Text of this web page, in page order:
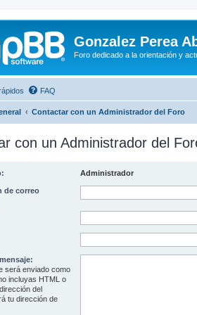
Gonzalez Perea
Foro dedicado a la orientación y
FAQ
Contactar con un Administrador del Foro
con un Administrador del
Administrador
de correo
será enviado como
incluyas HTML o
del
tu dirección de